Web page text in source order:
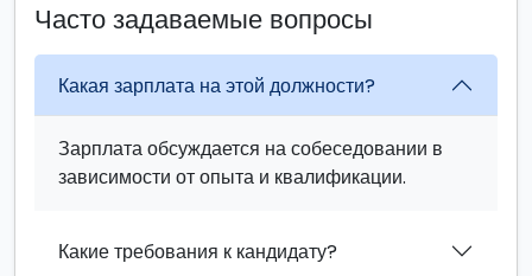
Часто задаваемые вопросы
Какая зарплата на этой должности?
Зарплата обсуждается на собеседовании в
зависимости от опыта и квалификации.
Какие требования к кандидату?